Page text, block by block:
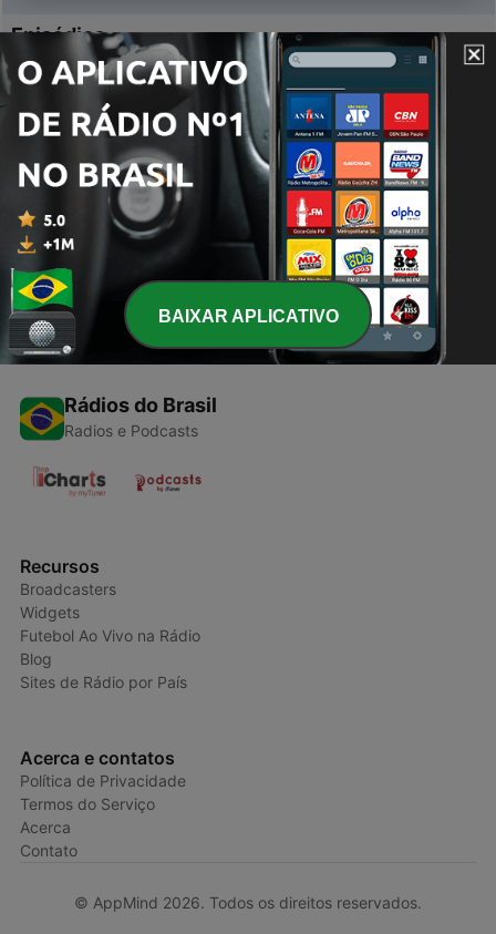
Episódios
3 - 102.3FM Mitchell Show #3
29 maio 2020
2 - Viral Tiktoks
27 maio 2020
1 - First Ever Podcast | 102.3 (Mitchell Show)
18 maio 2020
Rádios do Brasil
Radios e Podcasts
Recursos
Broadcasters
Widgets
Futebol Ao Vivo na Rádio
Blog
Sites de Rádio por País
Acerca e contatos
Política de Privacidade
Termos do Serviço
Acerca
Contato
© AppMind 2026. Todos os direitos reservados.
BAIXAR APLICATIVO